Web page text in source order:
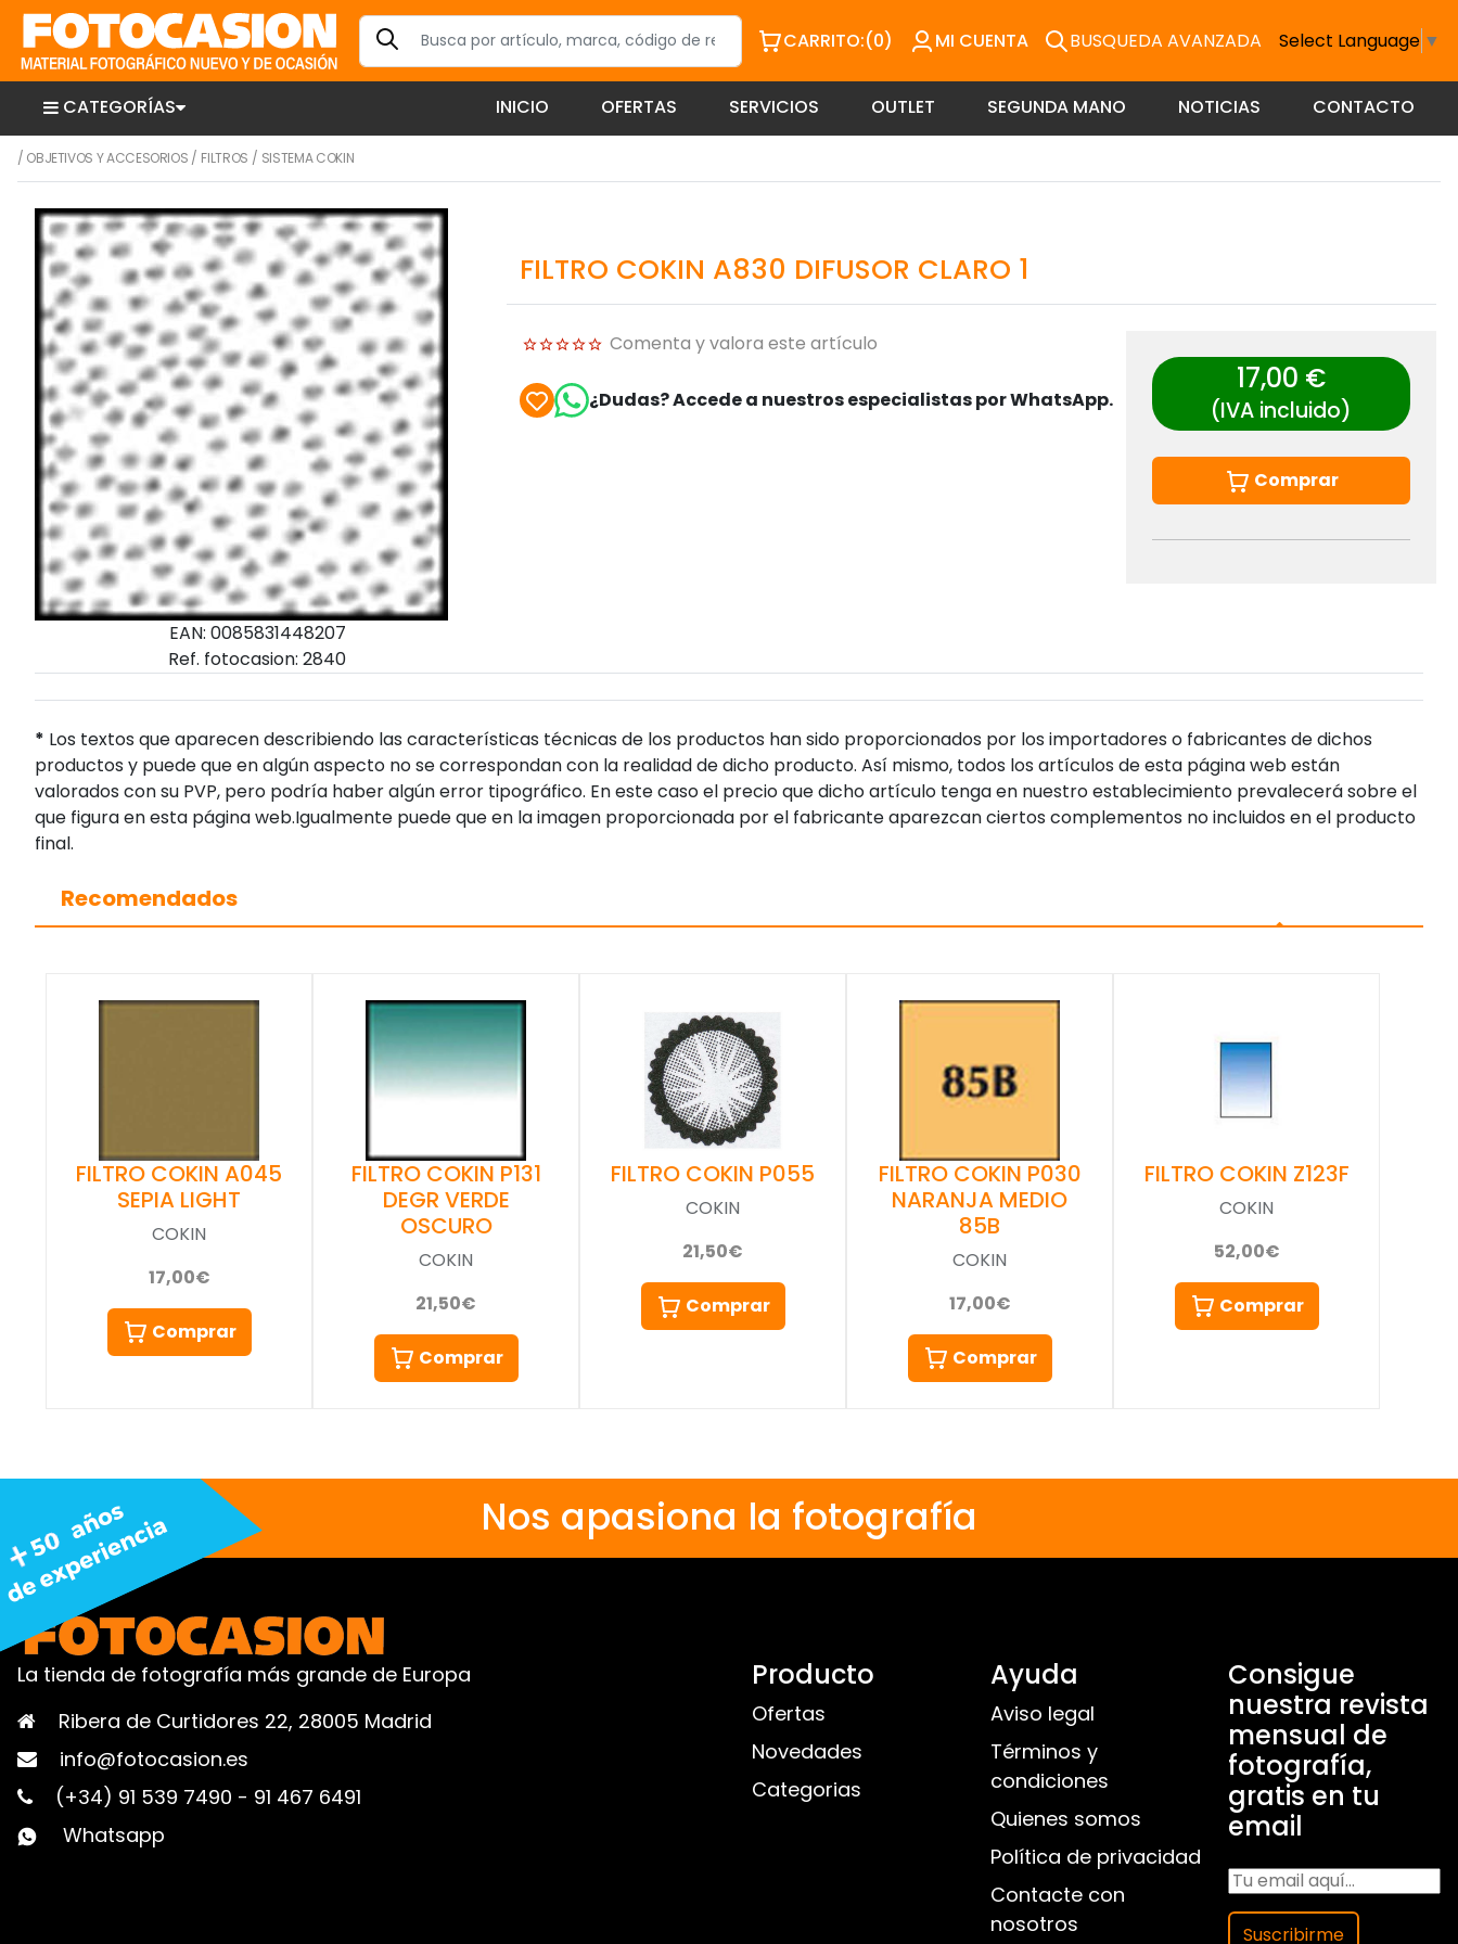
CARRITO:(0) MI CUENTA BUSQUEDA AVANZADA Select Language ▼
CATEGORÍAS INICIO OFERTAS SERVICIOS OUTLET SEGUNDA MANO NOTICIAS CONTACTO
/ OBJETIVOS Y ACCESORIOS / FILTROS / SISTEMA COKIN
EAN: 0085831448207
Ref. fotocasion: 2840
FILTRO COKIN A830 DIFUSOR CLARO 1
Comenta y valora este artículo
¿Dudas? Accede a nuestros especialistas por WhatsApp.
17,00 €
(IVA incluido)
Comprar
* Los textos que aparecen describiendo las características técnicas de los productos han sido proporcionados por los importadores o fabricantes de dichos
productos y puede que en algún aspecto no se correspondan con la realidad de dicho producto. Así mismo, todos los artículos de esta página web están
valorados con su PVP, pero podría haber algún error tipográfico. En este caso el precio que dicho artículo tenga en nuestro establecimiento prevalecerá sobre el
que figura en esta página web.Igualmente puede que en la imagen proporcionada por el fabricante aparezcan ciertos complementos no incluidos en el producto
final.
Recomendados
FILTRO COKIN A045
SEPIA LIGHT
COKIN
17,00€
Comprar
FILTRO COKIN P131
DEGR VERDE
OSCURO
COKIN
21,50€
Comprar
FILTRO COKIN P055
COKIN
21,50€
Comprar
FILTRO COKIN P030
NARANJA MEDIO
85B
COKIN
17,00€
Comprar
FILTRO COKIN Z123F
COKIN
52,00€
Comprar
Nos apasiona la fotografía
La tienda de fotografía más grande de Europa
Ribera de Curtidores 22, 28005 Madrid
info@fotocasion.es
(+34) 91 539 7490 - 91 467 6491
Whatsapp
Producto
Ofertas
Novedades
Categorias
Ayuda
Aviso legal
Términos y
condiciones
Quienes somos
Política de privacidad
Contacte con
nosotros
Consigue
nuestra revista
mensual de
fotografía,
gratis en tu
email
Suscribirme